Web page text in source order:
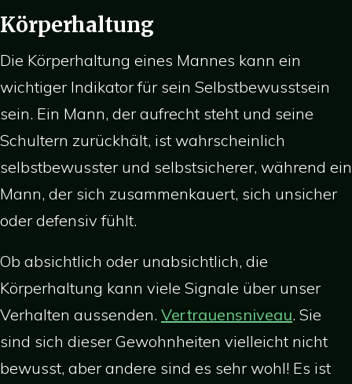
Körperhaltung
Die Körperhaltung eines Mannes kann ein
wichtiger Indikator für sein Selbstbewusstsein
sein. Ein Mann, der aufrecht steht und seine
Schultern zurückhält, ist wahrscheinlich
selbstbewusster und selbstsicherer, während ein
Mann, der sich zusammenkauert, sich unsicher
oder defensiv fühlt.
Ob absichtlich oder unabsichtlich, die
Körperhaltung kann viele Signale über unser
Verhalten aussenden. Vertrauensniveau. Sie
sind sich dieser Gewohnheiten vielleicht nicht
bewusst, aber andere sind es sehr wohl! Es ist